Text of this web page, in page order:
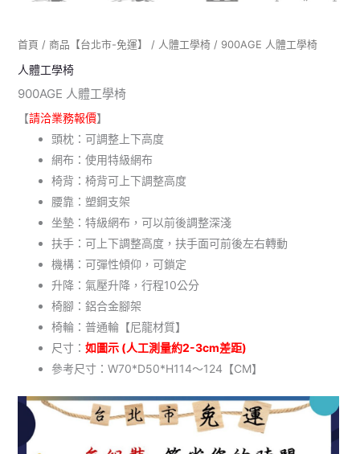
首頁 / 商品【台北市-免運】 / 人體工學椅/ 900AGE 人體工學椅
人體工學椅
900AGE 人體工學椅
【請洽業務報價】
頭枕：可調整上下高度
網布：使用特級網布
椅背：椅背可上下調整高度
腰靠：塑鋼支架
坐墊：特級網布，可以前後調整深淺
扶手：可上下調整高度，扶手面可前後左右轉動
機構：可彈性傾仰，可鎖定
升降：氣壓升降，行程10公分
椅腳：鋁合金腳架
椅輪：普通輪【尼龍材質】
尺寸： 如圖示 (人工測量約2-3cm差距)
參考尺寸：W70*D50*H114～124【CM】